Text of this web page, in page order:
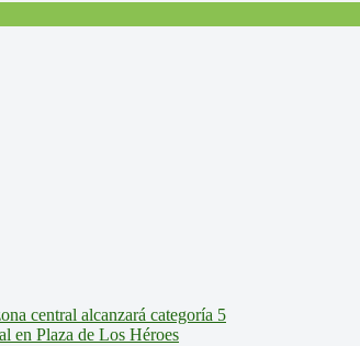
central alcanzará categoría 5
en Plaza de Los Héroes